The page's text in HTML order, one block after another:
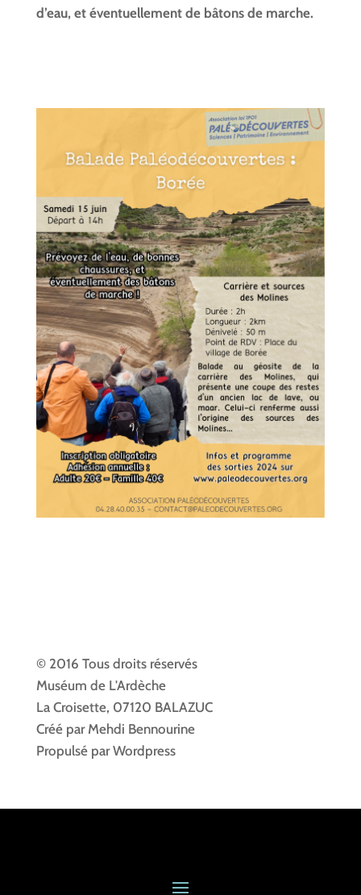
d’eau, et éventuellement de bâtons de marche.
© 2016 Tous droits réservés
Muséum de L'Ardèche
La Croisette, 07120 BALAZUC
Créé par Mehdi Bennourine
Propulsé par Wordpress